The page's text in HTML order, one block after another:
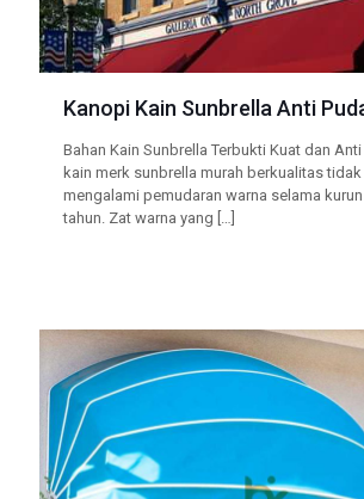
Kanopi Kain Sunbrella Anti
Bahan Kain Sunbrella Terbukti Kuat dan
kain merk sunbrella murah berkualitas tidak
mengalami pemudaran warna selama
tahun. Zat warna yang […]